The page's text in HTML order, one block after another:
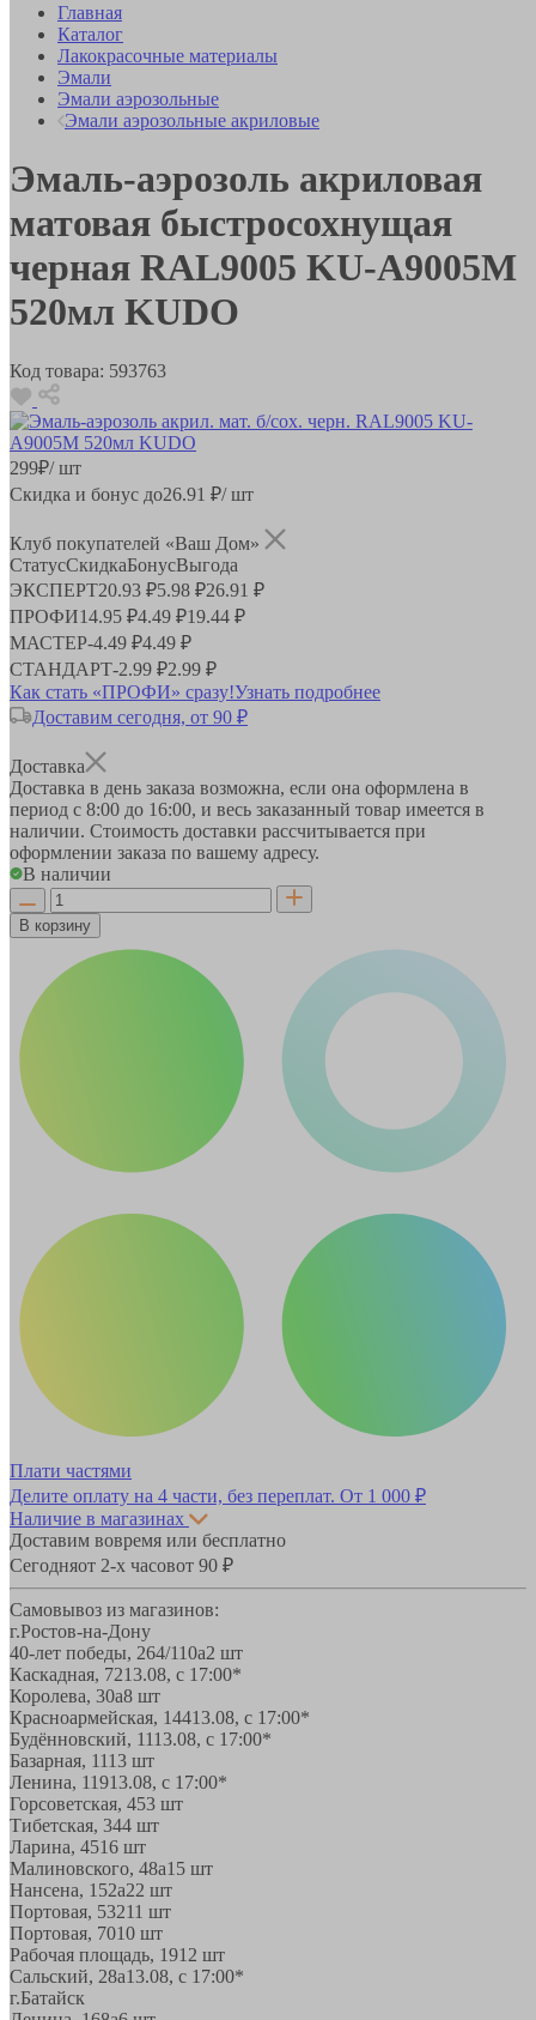
Главная
Каталог
Лакокрасочные материалы
Эмали
Эмали аэрозольные
Эмали аэрозольные акриловые
Эмаль-аэрозоль акриловая
матовая быстросохнущая
черная RAL9005 KU-A9005M
520мл KUDO
Код товара: 593763
299₽/ шт
Скидка и бонус до26.91 ₽/ шт
Клуб покупателей «Ваш Дом»
СтатусСкидкаБонусВыгода
ЭКСПЕРТ20.93 ₽5.98 ₽26.91 ₽
ПРОФИ14.95 ₽4.49 ₽19.44 ₽
МАСТЕР-4.49 ₽4.49 ₽
СТАНДАРТ-2.99 ₽2.99 ₽
Как стать «ПРОФИ» сразу!Узнать подробнее
Доставим сегодня, от 90 ₽
Доставка
Доставка в день заказа возможна, если она оформлена в
период с 8:00 до 16:00, и весь заказанный товар имеется в
наличии. Стоимость доставки рассчитывается при
оформлении заказа по вашему адресу.
В наличии
В корзину
Плати частями
Делите оплату на 4 части, без переплат. От 1 000 ₽
Наличие в магазинах
Доставим вовремя или бесплатно
Сегодняот 2-х часовот 90 ₽
Самовывоз из магазинов:
г.Ростов-на-Дону
40-лет победы, 264/110а2 шт
Каскадная, 7213.08, с 17:00*
Королева, 30а8 шт
Красноармейская, 14413.08, с 17:00*
Будённовский, 1113.08, с 17:00*
Базарная, 1113 шт
Ленина, 11913.08, с 17:00*
Горсоветская, 453 шт
Тибетская, 344 шт
Ларина, 4516 шт
Малиновского, 48а15 шт
Нансена, 152а22 шт
Портовая, 53211 шт
Портовая, 7010 шт
Рабочая площадь, 1912 шт
Сальский, 28a13.08, с 17:00*
г.Батайск